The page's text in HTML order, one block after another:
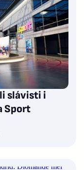
slávisti i
Sport